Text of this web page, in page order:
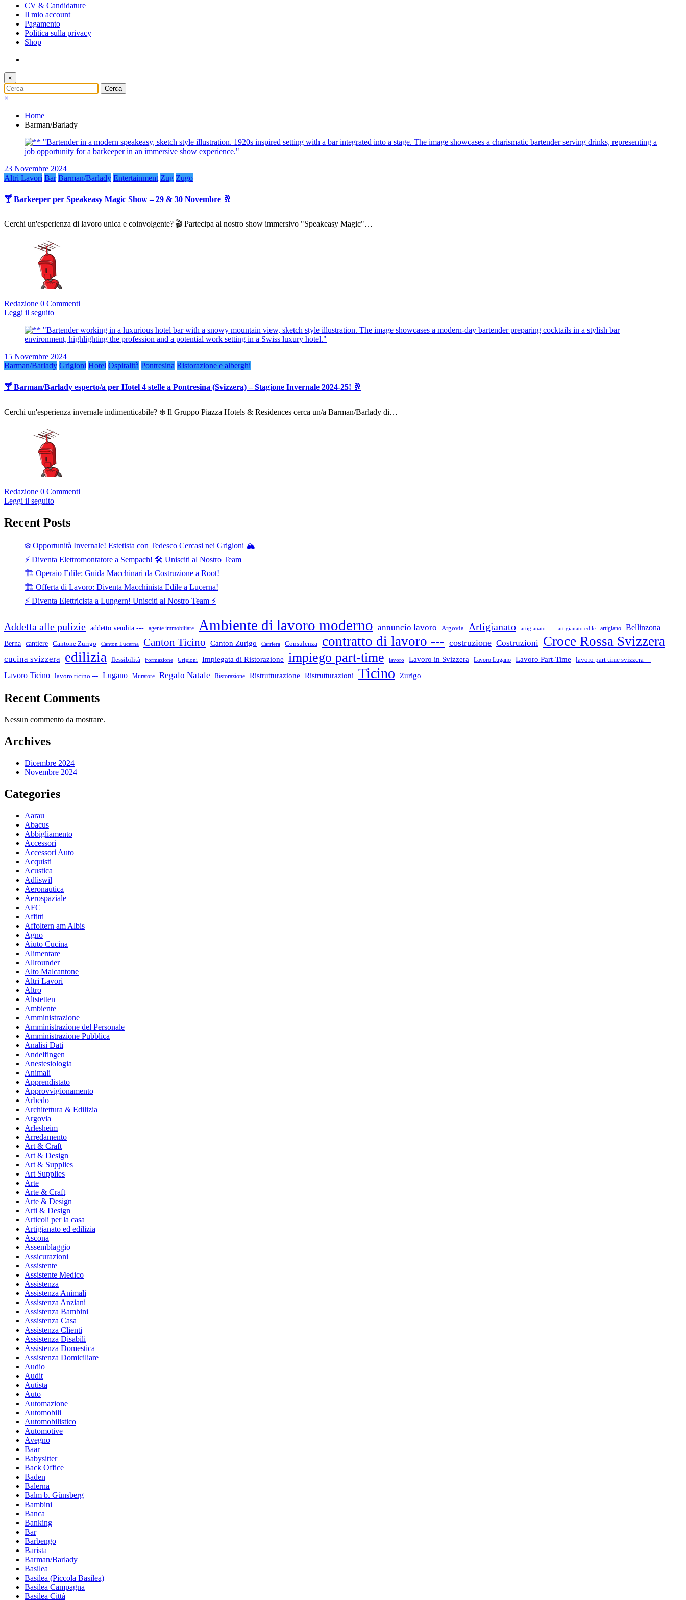
CV & Candidature
Il mio account
Pagamento
Politica sulla privacy
Shop
×
×
Home
Barman/Barlady
23 Novembre 2024
Altri Lavori Bar Barman/Barlady Entertainment Zug Zugo
🍸 Barkeeper per Speakeasy Magic Show – 29 & 30 Novembre 🥂
Cerchi un'esperienza di lavoro unica e coinvolgente? 🎬 Partecipa al nostro show immersivo "Speakeasy Magic"…
Redazione 0 Commenti
Leggi il seguito
15 Novembre 2024
Barman/Barlady Grigioni Hotel Ospitalità Pontresina Ristorazione e alberghi
🍸 Barman/Barlady esperto/a per Hotel 4 stelle a Pontresina (Svizzera) – Stagione Invernale 2024-25! 🥂
Cerchi un'esperienza invernale indimenticabile? ❄️ Il Gruppo Piazza Hotels & Residences cerca un/a Barman/Barlady di…
Redazione 0 Commenti
Leggi il seguito
Recent Posts
❄️ Opportunità Invernale! Estetista con Tedesco Cercasi nei Grigioni 🏔️
⚡ Diventa Elettromontatore a Sempach! 🛠️ Unisciti al Nostro Team
🏗️ Operaio Edile: Guida Macchinari da Costruzione a Root!
🏗️ Offerta di Lavoro: Diventa Macchinista Edile a Lucerna!
⚡ Diventa Elettricista a Lungern! Unisciti al Nostro Team ⚡
Addetta alle pulizie addetto vendita --- agente immobiliare Ambiente di lavoro moderno annuncio lavoro Argovia Artigianato artigianato --- artigianato edile artigiano Bellinzona
Berna cantiere Cantone Zurigo Canton Lucerna Canton Ticino Canton Zurigo Carriera Consulenza contratto di lavoro --- costruzione Costruzioni Croce Rossa Svizzera
cucina svizzera edilizia flessibilità Formazione Grigioni Impiegata di Ristorazione impiego part-time lavoro Lavoro in Svizzera Lavoro Lugano Lavoro Part-Time lavoro part time svizzera ---
Lavoro Ticino lavoro ticino --- Lugano Muratore Regalo Natale Ristorazione Ristrutturazione Ristrutturazioni Ticino Zurigo
Recent Comments
Nessun commento da mostrare.
Archives
Dicembre 2024
Novembre 2024
Categories
Aarau
Abacus
Abbigliamento
Accessori
Accessori Auto
Acquisti
Acustica
Adliswil
Aeronautica
Aerospaziale
AFC
Affitti
Affoltern am Albis
Agno
Aiuto Cucina
Alimentare
Allrounder
Alto Malcantone
Altri Lavori
Altro
Altstetten
Ambiente
Amministrazione
Amministrazione del Personale
Amministrazione Pubblica
Analisi Dati
Andelfingen
Anestesiologia
Animali
Apprendistato
Approvvigionamento
Arbedo
Architettura & Edilizia
Argovia
Arlesheim
Arredamento
Art & Craft
Art & Design
Art & Supplies
Art Supplies
Arte
Arte & Craft
Arte & Design
Arti & Design
Articoli per la casa
Artigianato ed edilizia
Ascona
Assemblaggio
Assicurazioni
Assistente
Assistente Medico
Assistenza
Assistenza Animali
Assistenza Anziani
Assistenza Bambini
Assistenza Casa
Assistenza Clienti
Assistenza Disabili
Assistenza Domestica
Assistenza Domiciliare
Audio
Audit
Autista
Auto
Automazione
Automobili
Automobilistico
Automotive
Avegno
Baar
Babysitter
Back Office
Baden
Balerna
Balm b. Günsberg
Bambini
Banca
Banking
Bar
Barbengo
Barista
Barman/Barlady
Basilea
Basilea (Piccola Basilea)
Basilea Campagna
Basilea Città